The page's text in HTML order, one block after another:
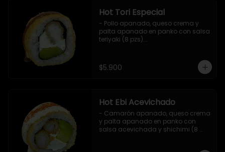
Hot Tori Especial
- Pollo apanado, queso crema y
palta apanado en panko con salsa
teriyaki (8 pzs).
$5.900
Hot Ebi Acevichado
- Camarón apanado, queso crema
y palta apanado en panko con
salsa acevichada y shichimi (8